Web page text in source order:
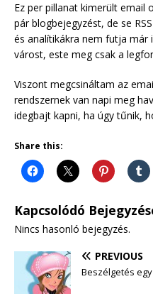
Ez per pillanat kimerült email
pár blogbejegyzést, de se
és analítikákra nem futja már
várost, este meg csak a
Viszont megcsináltam az
rendszernek van napi meg
idegbajt kapni, ha úgy tűnik,
Share this:
Kapcsolódó
Nincs hasonló bejegyzés.
PREVIOUS
Beszélgetés